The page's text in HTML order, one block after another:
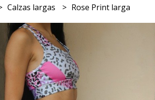
Calzas largas Rose Print larga